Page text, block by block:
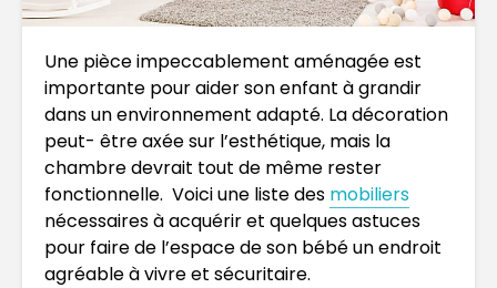
Une pièce impeccablement aménagée est
importante pour aider son enfant à grandir
dans un environnement adapté. La décoration
peut- être axée sur l’esthétique, mais la
chambre devrait tout de même rester
fonctionnelle. Voici une liste des mobiliers
nécessaires à acquérir et quelques astuces
pour faire de l’espace de son bébé un endroit
agréable à vivre et sécuritaire.